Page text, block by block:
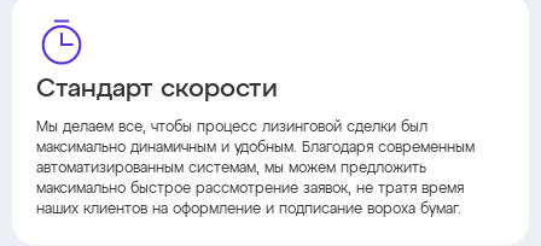
Стандарт скорости
Мы делаем все, чтобы процесс лизинговой сделки был
максимально динамичным и удобным. Благодаря современным
автоматизированным системам, мы можем предложить
максимально быстрое рассмотрение заявок, не тратя время
наших клиентов на оформление и подписание вороха бумаг.